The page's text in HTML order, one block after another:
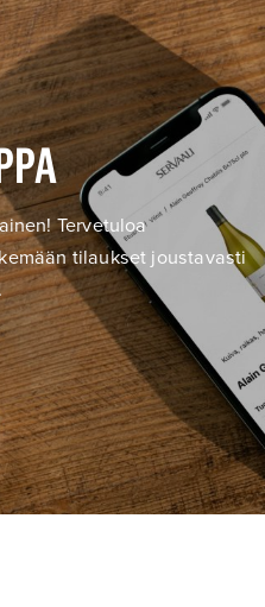
Tervetuloa
tilaukset joustavasti